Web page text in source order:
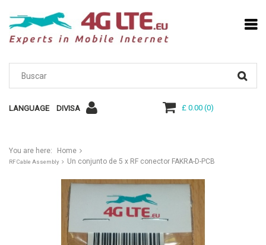
LANGUAGE DIVISA £ 0.00(0)
You are here: Home
RF Cable Assembly Un conjunto de 5 x RF conector FAKRA-D-PCB